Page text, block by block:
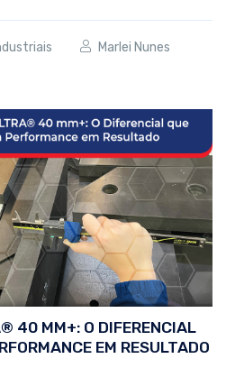
Marlei Nunes
40 MM+: O DIFERENCIAL
EM RESULTADO